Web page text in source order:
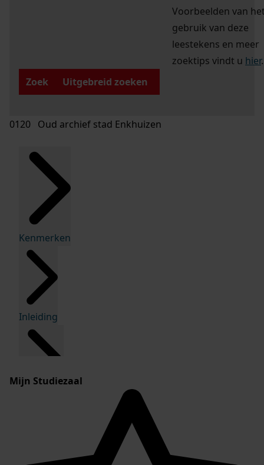
Voorbeelden van
gebruik van deze
leestekens en meer
zoektips vindt u hier.
Zoek
Uitgebreid zoeken
0120 Oud archief stad Enkhuizen
Kenmerken
Inleiding
Mijn Studiezaal